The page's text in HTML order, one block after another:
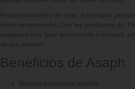
Productos fáciles de usar, formulado
están empezando. Con los productos de
aseguras una gran producción y calidad,
de tus plantas.
Beneficios de Asaph
Mezcla totalmente soluble